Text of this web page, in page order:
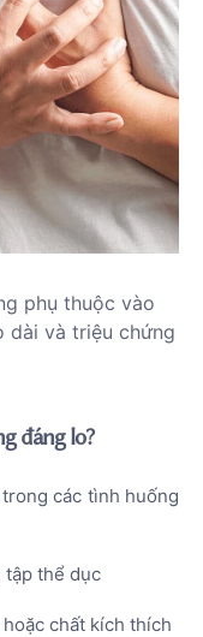
phụ thuộc vào
dài và triệu chứng
đáng lo?
các tình huống
tập thể dục
chất kích thích